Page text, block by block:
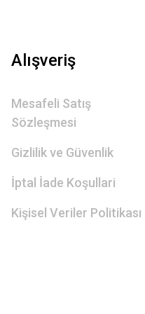
Alışveriş
Mesafeli Satış
Sözleşmesi
Gizlilik ve Güvenlik
İptal İade Koşullari
Kişisel Veriler Politikası